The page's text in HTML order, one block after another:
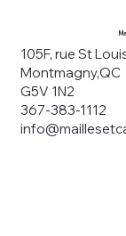
105F, rue St
Montmagny,QC
G5V 1N2
367-383-1112